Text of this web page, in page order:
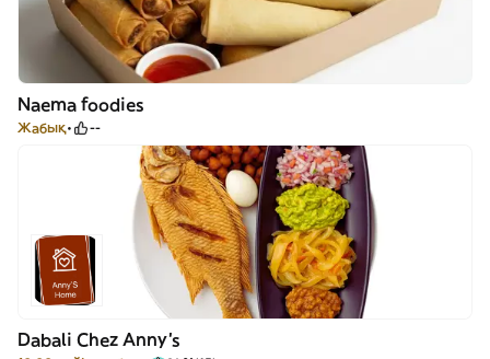
Naema foodies
Жабық --
Dabali Chez Anny’s